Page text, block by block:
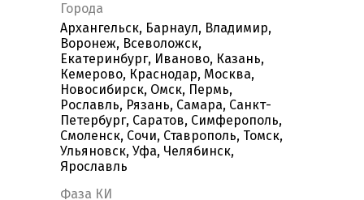
Города
Архангельск, Барнаул, Владимир,
Воронеж, Всеволожск,
Екатеринбург, Иваново, Казань,
Кемерово, Краснодар, Москва,
Новосибирск, Омск, Пермь,
Рославль, Рязань, Самара, Санкт-
Петербург, Саратов, Симферополь,
Смоленск, Сочи, Ставрополь, Томск,
Ульяновск, Уфа, Челябинск,
Ярославль
Фаза КИ